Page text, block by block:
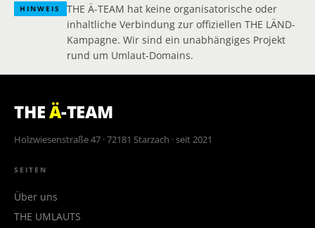
HINWEIS
THE Ä-TEAM hat keine organisatorische oder
inhaltliche Verbindung zur offiziellen THE LÄND-
Kampagne. Wir sind ein unabhängiges Projekt
rund um Umlaut-Domains.
THEÄ-TEAM
Holzwiesenstraße 47 · 72181 Starzach · seit 2021
SEITEN
Über uns
THE UMLAUTS